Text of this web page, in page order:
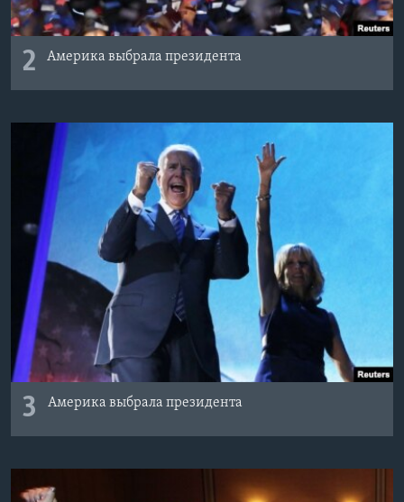
2 Америка выбрала президента
3 Америка выбрала президента